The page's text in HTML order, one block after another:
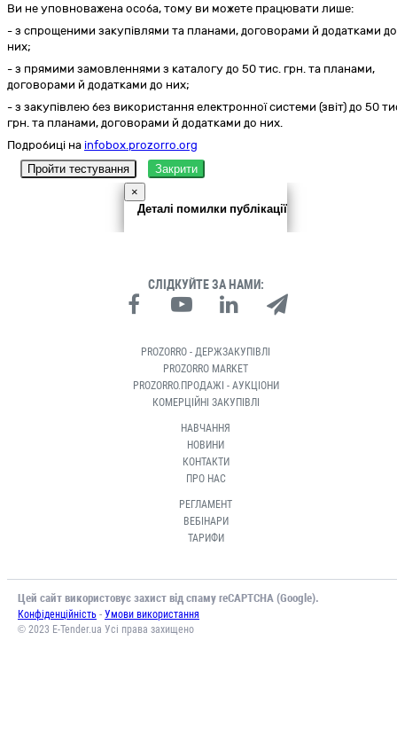
Ви не уповноважена особа, тому ви можете працювати лише:
- з спрощеними закупівлями та планами, договорами й додатками до
них;
- з прямими замовленнями з каталогу до 50 тис. грн. та планами,
договорами й додатками до них;
- з закупівлею без використання електронної системи (звіт) до 50
грн. та планами, договорами й додатками до них.
Подробиці на infobox.prozorro.org
Пройти тестування
Закрити
×
Деталі помилки публікації
СЛІДКУЙТЕ ЗА НАМИ:
PROZORRO - ДЕРЖЗАКУПІВЛІ
PROZORRO MARKET
PROZORRO.ПРОДАЖІ - АУКЦІОНИ
КОМЕРЦІЙНІ ЗАКУПІВЛІ
НАВЧАННЯ
НОВИНИ
КОНТАКТИ
ПРО НАС
РЕГЛАМЕНТ
ВЕБІНАРИ
ТАРИФИ
Цей сайт використовує захист від спаму reCAPTCHA (Google).
Конфіденційність - Умови використання
© 2023 E-Tender.ua Усі права захищено